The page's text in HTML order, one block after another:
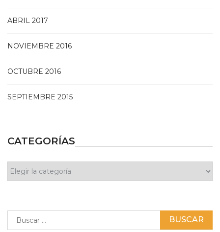
ABRIL 2017
NOVIEMBRE 2016
OCTUBRE 2016
SEPTIEMBRE 2015
CATEGORÍAS